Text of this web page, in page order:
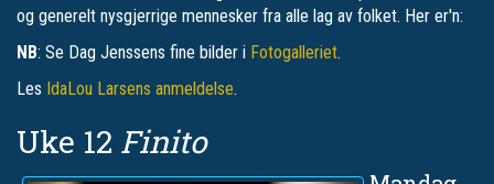
og generelt nysgjerrige mennesker fra alle lag av folket. Her er'n:
NB: Se Dag Jenssens fine bilder i Fotogalleriet.
Les IdaLou Larsens anmeldelse.
Uke 12 Finito